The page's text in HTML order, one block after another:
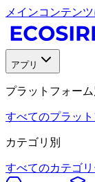
メインコンテン
アプリ
プラットフォーム
すべてのプラッ
カテゴリ別
すべてのカテゴリ